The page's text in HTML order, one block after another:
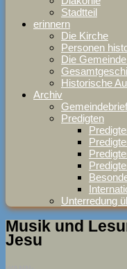
Stadtteil
erinnern
Die Kirche
Personen
Die
Historische
Archiv
Predigten
Unterredung
Musik und
Jesu